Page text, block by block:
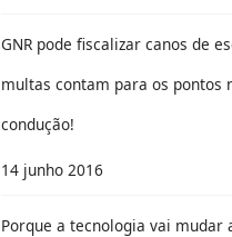
GNR pode fiscalizar canos de
multas contam para os pontos
condução!
14 junho 2016
Porque a tecnologia vai mudar